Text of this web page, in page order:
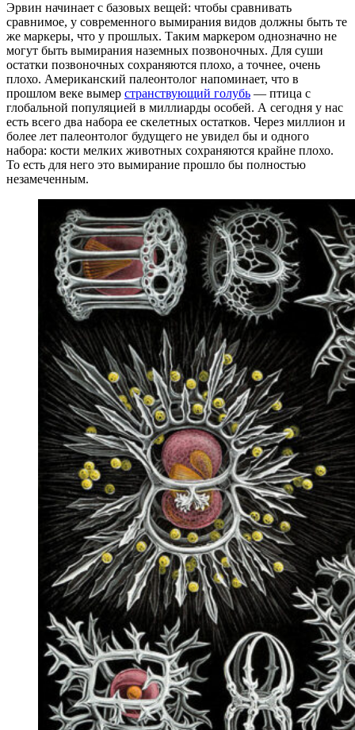
Эрвин начинает с базовых вещей: чтобы сравнивать
сравнимое, у современного вымирания видов должны быть те
же маркеры, что у прошлых. Таким маркером однозначно не
могут быть вымирания наземных позвоночных. Для суши
остатки позвоночных сохраняются плохо, а точнее, очень
плохо. Американский палеонтолог напоминает, что в
прошлом веке вымер странствующий голубь — птица с
глобальной популяцией в миллиарды особей. А сегодня у нас
есть всего два набора ее скелетных остатков. Через миллион и
более лет палеонтолог будущего не увидел бы и одного
набора: кости мелких животных сохраняются крайне плохо.
То есть для него это вымирание прошло бы полностью
незамеченным.